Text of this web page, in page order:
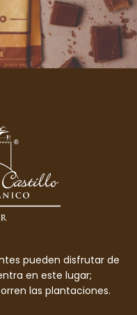
pueden disfrutar de
en este lugar;
las plantaciones.